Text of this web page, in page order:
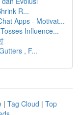
R...
Apps - Motivat...
Influence...
, F...
| Tag Cloud | Top